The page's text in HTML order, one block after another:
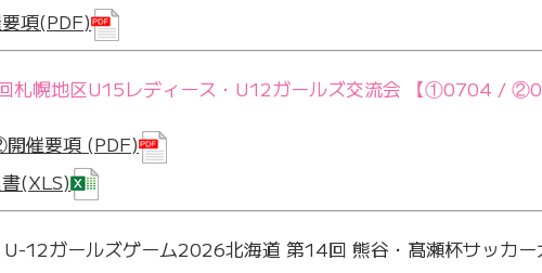
項(PDF)
札幌地区U15レディース・U12ガールズ交流会 【①0704 /
催要項 (PDF)
(XLS)
12ガールズゲーム2026北海道 第14回 熊谷・髙瀬杯サッカ